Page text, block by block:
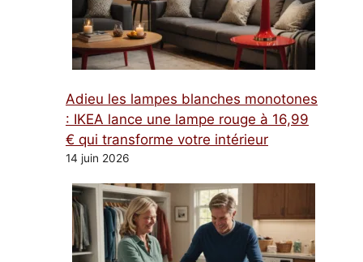
Adieu les lampes blanches monotones
: IKEA lance une lampe rouge à 16,99
€ qui transforme votre intérieur
14 juin 2026